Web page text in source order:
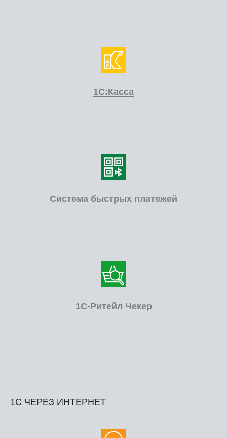
1С:Касса
Система быстрых платежей
1С-Ритейл Чекер
1С ЧЕРЕЗ ИНТЕРНЕТ